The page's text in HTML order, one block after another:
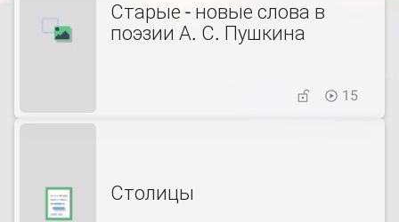
Старые - новые слова в
поэзии А. С. Пушкина
15
Столицы